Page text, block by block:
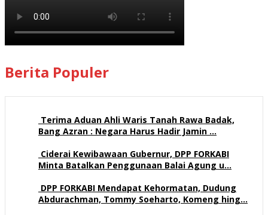
Berita Populer
Terima Aduan Ahli Waris Tanah Rawa Badak,
Bang Azran : Negara Harus Hadir Jamin …
Ciderai Kewibawaan Gubernur, DPP FORKABI
Minta Batalkan Penggunaan Balai Agung u…
DPP FORKABI Mendapat Kehormatan, Dudung
Abdurachman, Tommy Soeharto, Komeng hing…